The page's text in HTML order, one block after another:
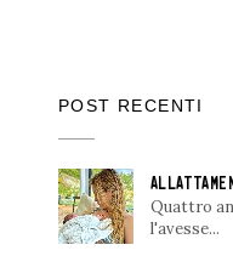
POST RECENTI
Quattro
l'avesse...